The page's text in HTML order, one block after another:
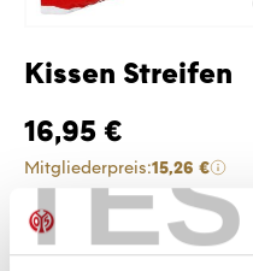
Kissen Streifen
16,95 €
Mitgliederpreis:15,26 €
Preise inkl. MwSt. zzgl.
Produkt Anzahl:
Anzahl